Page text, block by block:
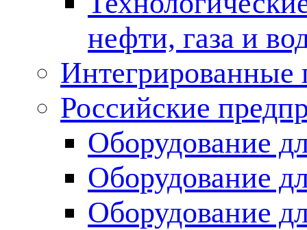
нефти, газа и
Российские
Оборудование
Оборудование
Оборудование